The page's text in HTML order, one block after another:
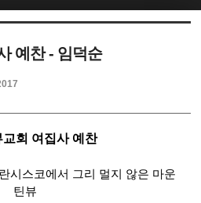
예찬 - 임덕순
교회 여집사 예찬
시스코에서 그리 멀지 않은 마운
틴뷰
케치북5
케치북5